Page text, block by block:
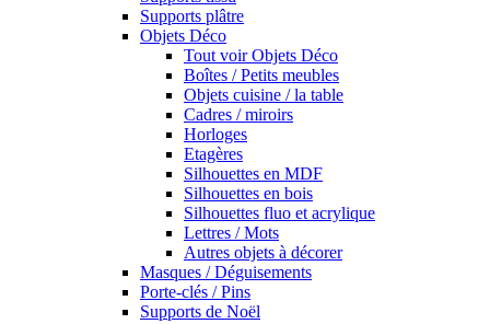
Supports plâtre
Objets Déco
Tout voir Objets Déco
Boîtes / Petits meubles
Objets cuisine / la table
Cadres / miroirs
Horloges
Etagères
Silhouettes en MDF
Silhouettes en bois
Silhouettes fluo et acrylique
Lettres / Mots
Autres objets à décorer
Masques / Déguisements
Porte-clés / Pins
Supports de Noël